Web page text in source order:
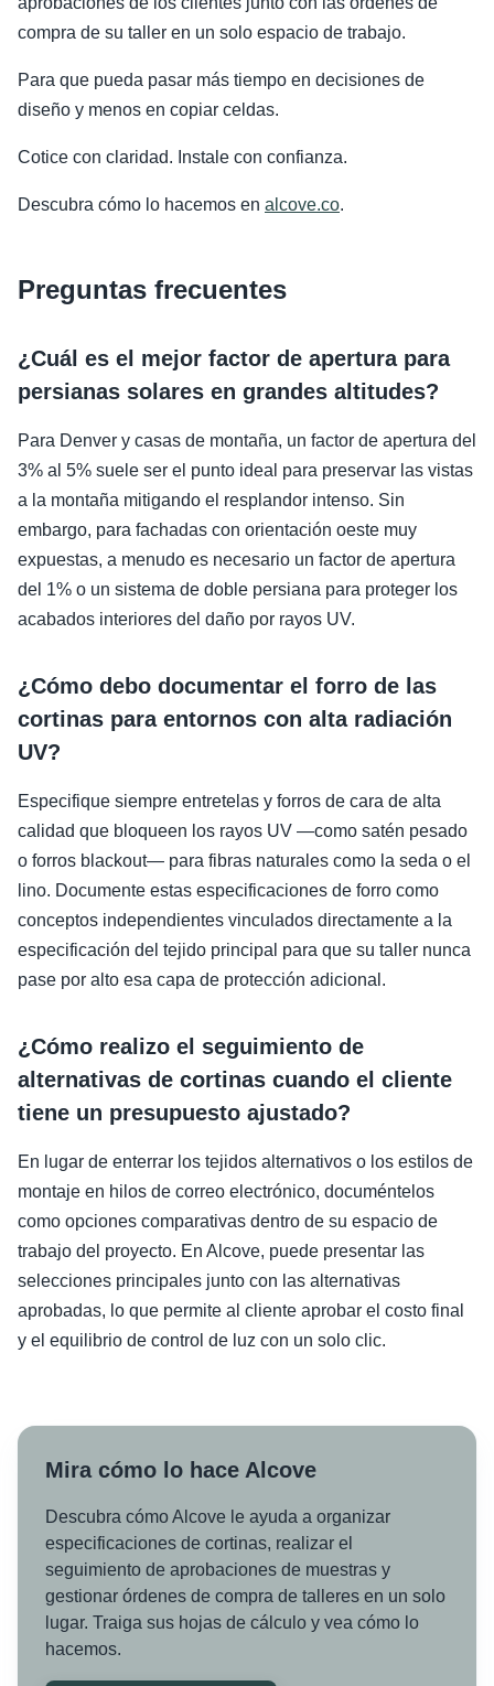
compra de su taller en un solo espacio de trabajo.
Para que pueda pasar más tiempo en decisiones de
diseño y menos en copiar celdas.
Cotice con claridad. Instale con confianza.
Descubra cómo lo hacemos en alcove.co.
Preguntas frecuentes
¿Cuál es el mejor factor de apertura para
persianas solares en grandes altitudes?
Para Denver y casas de montaña, un factor de apertura del
3% al 5% suele ser el punto ideal para preservar las vistas
a la montaña mitigando el resplandor intenso. Sin
embargo, para fachadas con orientación oeste muy
expuestas, a menudo es necesario un factor de apertura
del 1% o un sistema de doble persiana para proteger los
acabados interiores del daño por rayos UV.
¿Cómo debo documentar el forro de las
cortinas para entornos con alta radiación
UV?
Especifique siempre entretelas y forros de cara de alta
calidad que bloqueen los rayos UV —como satén pesado
o forros blackout— para fibras naturales como la seda o el
lino. Documente estas especificaciones de forro como
conceptos independientes vinculados directamente a la
especificación del tejido principal para que su taller nunca
pase por alto esa capa de protección adicional.
¿Cómo realizo el seguimiento de
alternativas de cortinas cuando el cliente
tiene un presupuesto ajustado?
En lugar de enterrar los tejidos alternativos o los estilos de
montaje en hilos de correo electrónico, documéntelos
como opciones comparativas dentro de su espacio de
trabajo del proyecto. En Alcove, puede presentar las
selecciones principales junto con las alternativas
aprobadas, lo que permite al cliente aprobar el costo final
y el equilibrio de control de luz con un solo clic.
Mira cómo lo hace Alcove
Descubra cómo Alcove le ayuda a organizar
especificaciones de cortinas, realizar el
seguimiento de aprobaciones de muestras y
gestionar órdenes de compra de talleres en un solo
lugar. Traiga sus hojas de cálculo y vea cómo lo
hacemos.